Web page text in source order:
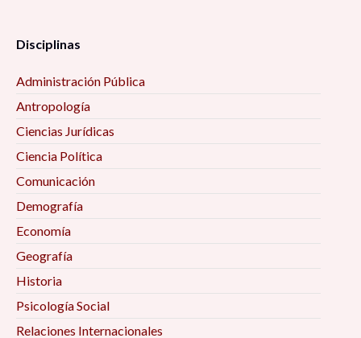
Disciplinas
Administración Pública
Antropología
Ciencias Jurídicas
Ciencia Política
Comunicación
Demografía
Economía
Geografía
Historia
Psicología Social
Relaciones Internacionales